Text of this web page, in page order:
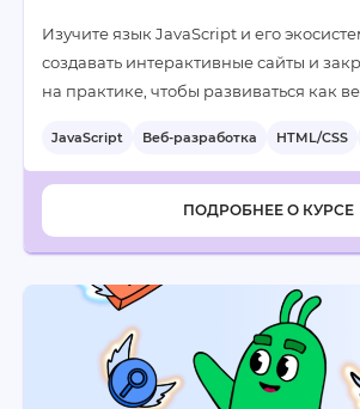
Изучите язык JavaScript и его
создавать интерактивные сайты и
на практике, чтобы развиваться как
JavaScript Веб-разработка HTML/CSS
ПОДРОБНЕЕ О КУРСЕ